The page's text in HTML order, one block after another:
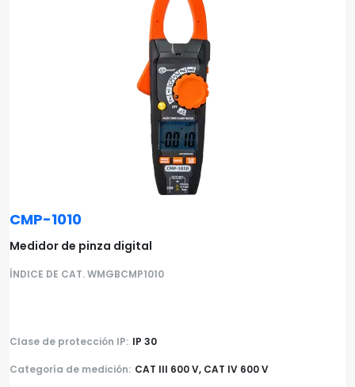
CMP-1010
Medidor de pinza digital
ÍNDICE DE CAT. WMGBCMP1010
Clase de protección IP: IP 30
Categoría de medición: CAT III 600 V, CAT IV 600 V